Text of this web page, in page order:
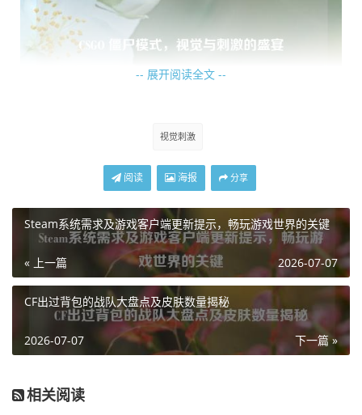
当僵尸出现时，特效更是将它们的恐怖形象展现得淋漓尽
硬的行走姿势，腿部关节处会有淡淡的绿色光芒闪烁，仿佛
是某种邪恶力量在驱动着它们，它们伸出的爪子上，寒光闪
烁，特效逼真地模拟出锋利的质感，让人感受到被抓伤的剧
痛仿佛就在眼前，当僵尸发动攻击时，特效更是震撼，它们
张开血盆大口，口中会喷出一团团黑色的烟雾特效，烟雾弥
漫开来，给周围的环境增添了更多的阴森气息，攻击时还会
有红色的光芒从僵尸的身体周围爆发，如同邪恶力量的宣泄,
对于人类玩家而言，武器攻击时的特效同样精彩绝伦，每一
-- 展开阅读全文 --
视觉刺激
阅读 海报 分享
Steam系统需求及游戏客户端更新提示，畅玩游戏世界的关键
« 上一篇 2026-07-07
CF出过背包的战队大盘点及皮肤数量揭秘
下一篇 »
2026-07-07
相关阅读